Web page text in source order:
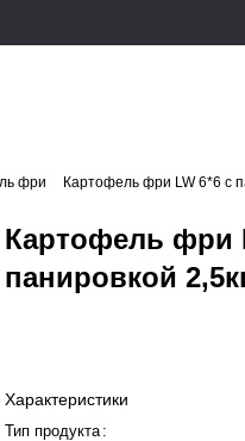
фри Картофель фри LW 6*6 с
Картофель фри
панировкой
Характеристики
Тип продукта: